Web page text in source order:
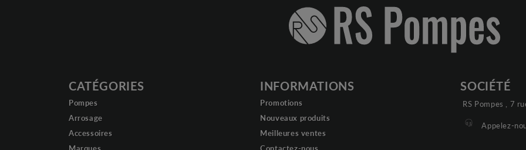
CATÉGORIES
Pompes
Arrosage
Accessoires
INFORMATIONS
Promotions
Nouveaux produits
Meilleures ventes
SOCIÉTÉ
RS Pompes , 7
Appelez-